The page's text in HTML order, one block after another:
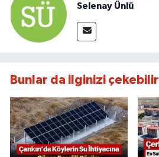
Selenay Ünlü
Bunlar da ilginizi çekebilir